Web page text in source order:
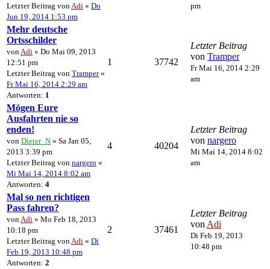
Letzter Beitrag von Adi « Do
Jun 19, 2014 1:53 pm
pm
Mehr deutsche
Ortsschilder
von Adi » Do Mai 09, 2013
12:51 pm
Letzter Beitrag von Tramper«
Fr Mai 16, 2014 2:29 am
Antworten: 1
1 37742
Letzter Beitrag
von Tramper
Fr Mai 16, 2014 2:29
am
Mögen Eure
Ausfahrten nie so
enden!
von Dieter_N » Sa Jan 05,
2013 3:39 pm
Letzter Beitrag von nargero «
Mi Mai 14, 2014 8:02 am
Antworten: 4
4 40204
Letzter Beitrag
von nargero
Mi Mai 14, 2014 8:02
am
Mal so nen richtigen
Pass fahren?
von Adi » Mo Feb 18, 2013
10:18 pm
Letzter Beitrag von Adi « Di
Feb 19, 2013 10:48 pm
Antworten: 2
2 37461
Letzter Beitrag
von Adi
Di Feb 19, 2013
10:48 pm